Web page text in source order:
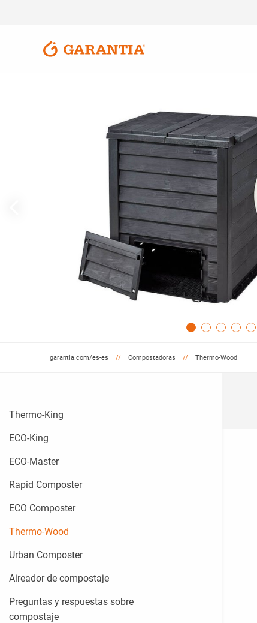
garantia.com/es-es Compostadoras Thermo-Wood
Thermo-King
ECO-King
ECO-Master
Rapid Composter
ECO Composter
Thermo-Wood
Urban Composter
Aireador de compostaje
Preguntas y respuestas sobre
compostaje